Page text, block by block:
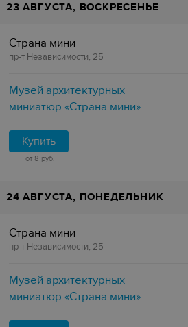
23 АВГУСТА, ВОСКРЕСЕНЬЕ
Страна мини
пр-т Независимости, 25
Музей архитектурных
миниатюр «Страна мини»
Купить
от 8 руб.
24 АВГУСТА, ПОНЕДЕЛЬНИК
Страна мини
пр-т Независимости, 25
Музей архитектурных
миниатюр «Страна мини»